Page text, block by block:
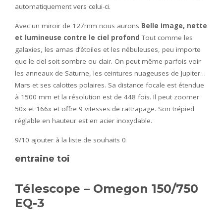
automatiquement vers celui-ci.
Avec un miroir de 127mm nous aurons Belle image, nette
et lumineuse contre le ciel profond Tout comme les
galaxies, les amas d’étoiles et les nébuleuses, peu importe
que le ciel soit sombre ou clair. On peut même parfois voir
les anneaux de Saturne, les ceintures nuageuses de Jupiter…
Mars et ses calottes polaires. Sa distance focale est étendue
à 1500 mm et la résolution est de 448 fois. Il peut zoomer
50x et 166x et offre 9 vitesses de rattrapage. Son trépied
réglable en hauteur est en acier inoxydable.
9/10 ajouter à la liste de souhaits 0
entraine toi
Télescope – Omegon 150/750
EQ-3